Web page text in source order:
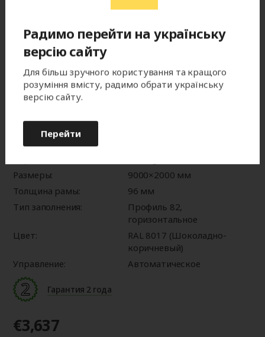
оттенку от изображения на мониторе.
Характеристики:
Размеры:
9000×2000 мм
Толщина рамы:
96 мм
Тип заполнения:
Профиль 82,
горизонтальное
Цвет:
RAL 8017 (Шоколадно-
коричневый)
Управление:
Автоматическое
Гарантия 2 года
€3,637
Радимо перейти на українську
версію сайту
Для більш зручного користування та кращого
розуміння вмісту, радимо обрати українську
версію сайту.
Перейти